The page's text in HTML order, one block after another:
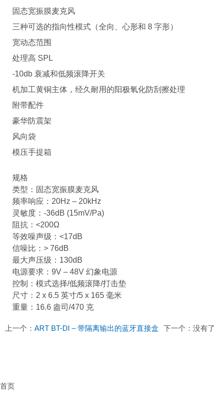
固态宽振膜麦克风
三种可选的指向性模式（全向、心形和 8 字形）
宽动态范围
处理高 SPL
-10db 衰减和低频滚降开关
机加工黄铜主体，经久耐用的阳极氧化防刮擦处理
附带配件
豪华防震架
风向袋
模压手提箱
规格
类型：固态宽振膜麦克风
频率响应：20Hz – 20kHz
灵敏度：-36dB (15mV/Pa)
阻抗：<200Ω
等效噪声级：<17dB
信噪比：> 76dB
最大声压级：130dB
电源要求：9V – 48V 幻象电源
控制：模式选择/低频滚降/打击垫
尺寸：2 x 6.5 英寸/5 x 165 毫米
重量：16.6 盎司/470 克
上一个： ART BT-DI – 带隔离输出的蓝牙直接盒 下一个：没有了
首页